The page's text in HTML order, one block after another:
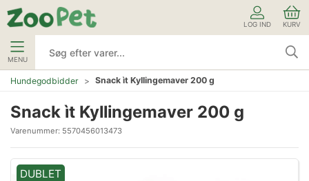
LOG IND KURV
MENU
Hundegodbidder Snack ìt Kyllingemaver 200 g
Snack ìt Kyllingemaver 200 g
Varenummer: 5570456013473
DUBLET